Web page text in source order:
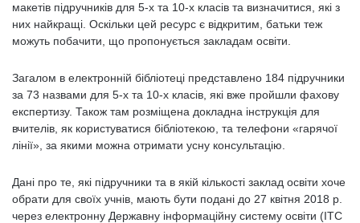
макетів підручників для 5-х та 10-х класів та визначитися, які з
них найкращі. Оскільки цей ресурс є відкритим, батьки теж
можуть побачити, що пропонується закладам освіти.
Загалом в електронній бібліотеці представлено 184 підручники
за 73 назвами для 5-х та 10-х класів, які вже пройшли фахову
експертизу. Також там розміщена докладна інструкція для
вчителів, як користуватися бібліотекою, та телефони «гарячої
лінії», за якими можна отримати усну консультацію.
Дані про те, які підручники та в якій кількості заклад освіти хоче
обрати для своїх учнів, мають бути подані до 27 квітня 2018 р.
через електронну Державну інформаційну систему освіти (ІТС